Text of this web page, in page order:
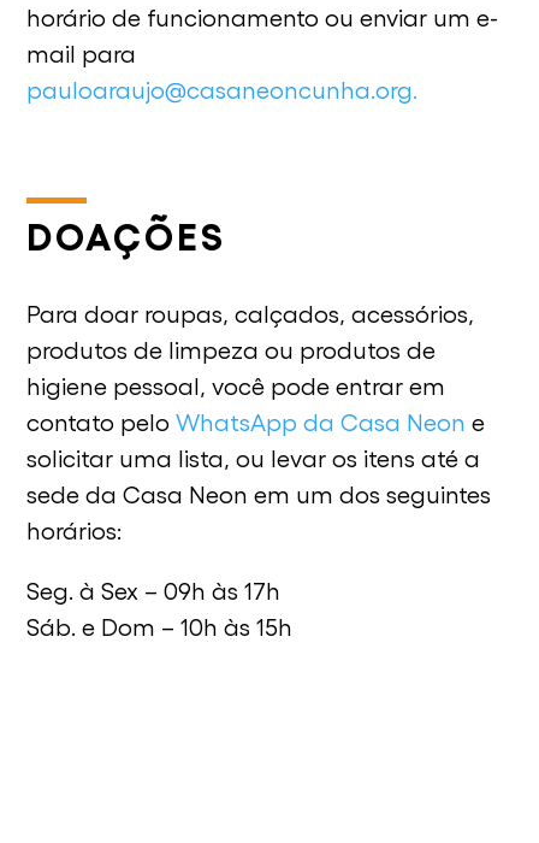
horário de funcionamento ou enviar um e-
mail para
pauloaraujo@casaneoncunha.org.
DOAÇÕES
Para doar roupas, calçados, acessórios,
produtos de limpeza ou produtos de
higiene pessoal, você pode entrar em
contato peloWhatsApp da Casa Neon e
solicitar uma lista, ou levar os itens até a
sede da Casa Neon em um dos seguintes
horários:
Seg. à Sex – 09h às 17h
Sáb. e Dom – 10h às 15h